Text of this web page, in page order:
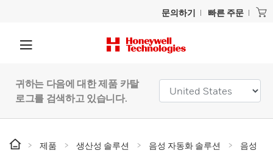
문의하기 빠른 주문
귀하는 다음에 대한 제품 카탈
로그를 검색하고 있습니다.
제품 생산성 솔루션 음성 자동화 솔루션
음성